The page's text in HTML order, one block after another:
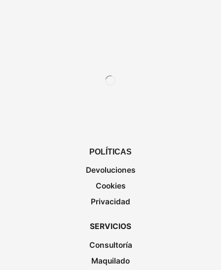
POLÍTICAS
Devoluciones
Cookies
Privacidad
SERVICIOS
Consultoría
Maquilado